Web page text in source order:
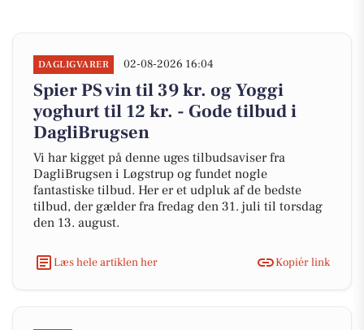
DAGLIGVARER 02-08-2026 16:04
Spier PS vin til 39 kr. og Yoggi
yoghurt til 12 kr. - Gode tilbud i
DagliBrugsen
Vi har kigget på denne uges tilbudsaviser fra
DagliBrugsen i Løgstrup og fundet nogle
fantastiske tilbud. Her er et udpluk af de bedste
tilbud, der gælder fra fredag den 31. juli til torsdag
den 13. august.
Læs hele artiklen her Kopiér link